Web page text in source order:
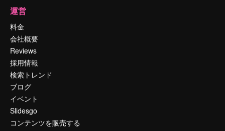
運営
料金
会社概要
Reviews
採用情報
検索トレンド
ブログ
イベント
Slidesgo
コンテンツを販売する